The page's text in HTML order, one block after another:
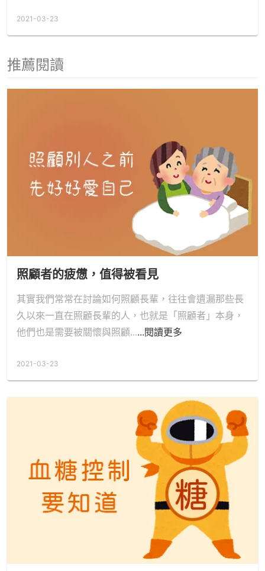
2021-03-23
推薦閱讀
照顧者的疲憊，值得被看見
其實我們常常在討論如何照顧長輩，往往會遺漏那些長
久以來一直在照顧長輩的人，也就是「照顧者」本身，
他們也是需要被關懷與照顧......閱讀更多
2021-03-23